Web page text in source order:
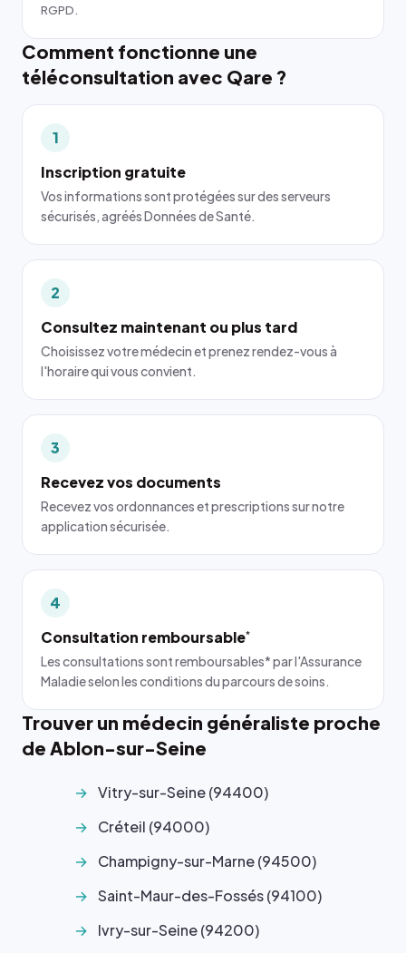
RGPD.
Comment fonctionne une
téléconsultation avec Qare ?
1
Inscription gratuite
Vos informations sont protégées sur des serveurs
sécurisés, agréés Données de Santé.
2
Consultez maintenant ou plus tard
Choisissez votre médecin et prenez rendez-vous à
l'horaire qui vous convient.
3
Recevez vos documents
Recevez vos ordonnances et prescriptions sur notre
application sécurisée.
4
Consultation remboursable*
Les consultations sont remboursables* par l'Assurance
Maladie selon les conditions du parcours de soins.
Trouver un médecin généraliste proche
de Ablon-sur-Seine
Vitry-sur-Seine (94400)
Créteil (94000)
Champigny-sur-Marne (94500)
Saint-Maur-des-Fossés (94100)
Ivry-sur-Seine (94200)